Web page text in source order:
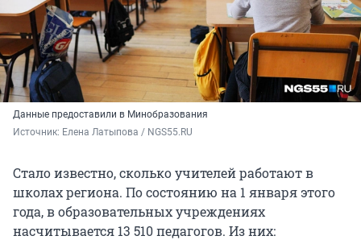
Данные предоставили в Минобразования
Источник: Елена Латыпова / NGS55.RU
Стало известно, сколько учителей работают в
школах региона. По состоянию на 1 января этого
года, в образовательных учреждениях
насчитывается 13 510 педагогов. Из них: